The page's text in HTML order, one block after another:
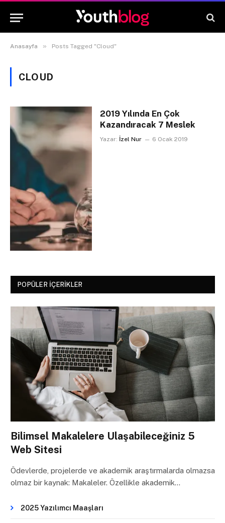
Anasayfa » Posts Tagged "Cloud"
CLOUD
2019 Yılında En Çok
Kazandıracak 7 Meslek
Yazar: İzel Nur 6 Ocak 2019
POPÜLER İÇERIKLER
Bilimsel Makalelere Ulaşabileceğiniz 5
Web Sitesi
Ödevlerde, projelerde ve akademik araştırmalarda olmazsa
olmaz bir kaynak: Makaleler. Özellikle akademik…
2025 Yazılımcı Maaşları